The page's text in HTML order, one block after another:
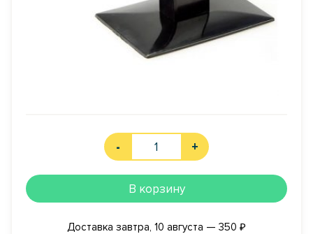
- +
В корзину
Доставка завтра, 10 августа — 350 ₽